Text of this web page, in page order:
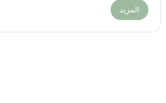
المزيد